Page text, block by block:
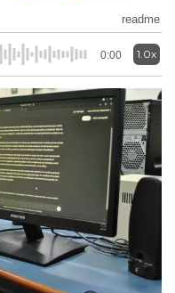
readme
0:00 1.0x